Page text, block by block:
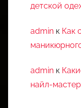
детской
admin к Как
admin к
найл-